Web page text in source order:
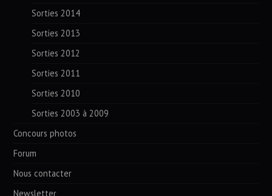
Sorties 2014
Sorties 2013
Sorties 2012
Sorties 2011
Sorties 2010
Sorties 2003 à 2009
Concours photos
Forum
Nous contacter
Newsletter